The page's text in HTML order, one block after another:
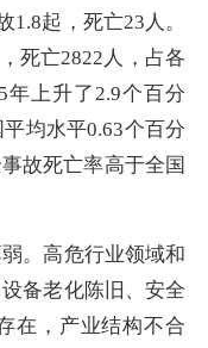
1.8起，死亡23人。
死亡2822人，占各
年上升了2.9个百分
均水平0.63个百分
故死亡率高于全国
。高危行业领域和
备老化陈旧、安全
在，产业结构不合